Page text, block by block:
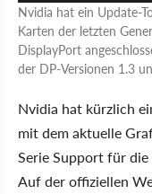
Nvidia hat ein Update-
Karten der letzten
DisplayPort
der DP-Versionen 1.3
Nvidia hat kürzlich
mit dem aktuelle
Serie Support für
Auf der offiziellen